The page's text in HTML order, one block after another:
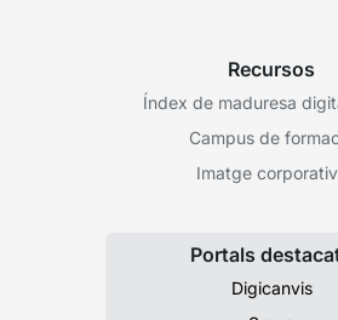
Recursos
Índex de maduresa
Campus de
Imatge
Portals
Digicanvis